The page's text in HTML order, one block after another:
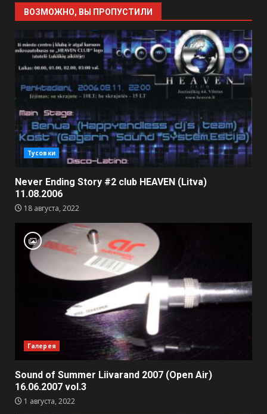
ВОЗМОЖНО, ВЫ ПРОПУСТИЛИ
Тусовки
Never Ending Story #2 club HEAVEN (Litva)
11.08.2006
18 августа, 2022
Галерея
Sound of Summer Liivarand 2007 (Open Air)
16.06.2007 vol.3
1 августа, 2022